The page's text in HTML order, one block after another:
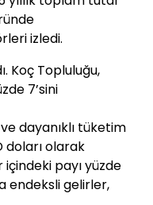
izledi.
Koç Topluluğu,
7’sini
dayanıklı tüketim
doları olarak
payı yüzde
endeksli gelirler,